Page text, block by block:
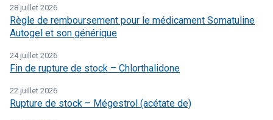
28 juillet 2026
Règle de remboursement pour le médicament Somatuline
Autogel et son générique
24 juillet 2026
Fin de rupture de stock – Chlorthalidone
22 juillet 2026
Rupture de stock – Mégestrol (acétate de)